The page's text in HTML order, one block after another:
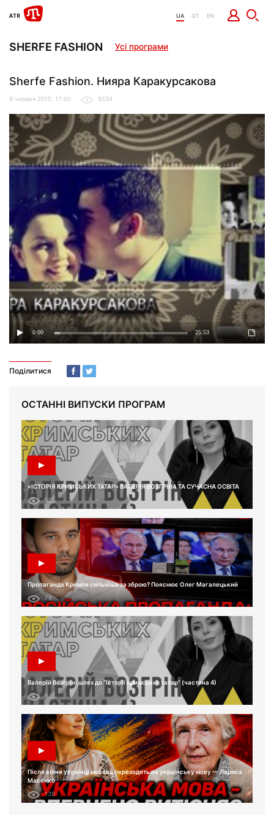
UA QT EN
SHERFE FASHION Усі програми
Sherfe Fashion. Нияра Каракурсакова
9 червня 2015, 17:00 8534
Поділитися
ОСТАННІ ВИПУСКИ ПРОГРАМ
«ІСТОРІЯ КРИМСЬКИХ ТАТАР» ВАЛЕРІЯ ВОЗГРІНА ТА СУЧАСНА ОСВІТА
55
Пропаганда Кремля сильніша за зброю? Пояснює Олег Магалецький
76
Валерій Возгрін: шлях до “Історії кримських татар” (частина 4)
64
Після війни українці масово переходять на українську мову — Лариса
Масенко
139